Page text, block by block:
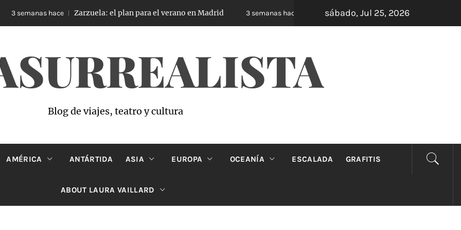
3 semanas hace Zarzuela: el plan para el verano en Madrid 3 semanas hace Oveja Negra: el unipersonal que se ríe de los
sábado, Jul 25, 2026
Blog de viajes, teatro y cultura
AMÉRICA ANTÁRTIDA ASIA EUROPA OCEANÍA ESCALADA GRAFITIS
ABOUT LAURA VAILLARD